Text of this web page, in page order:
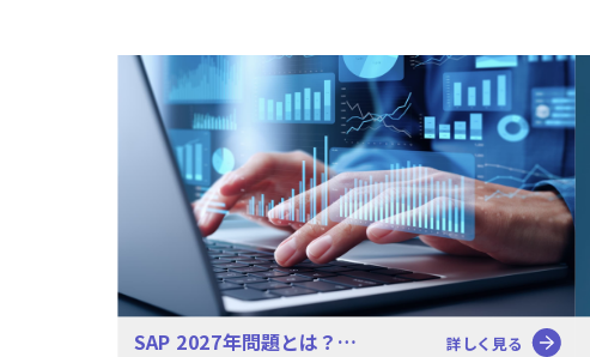
SAP 2027年問題とは？… 詳しく見る